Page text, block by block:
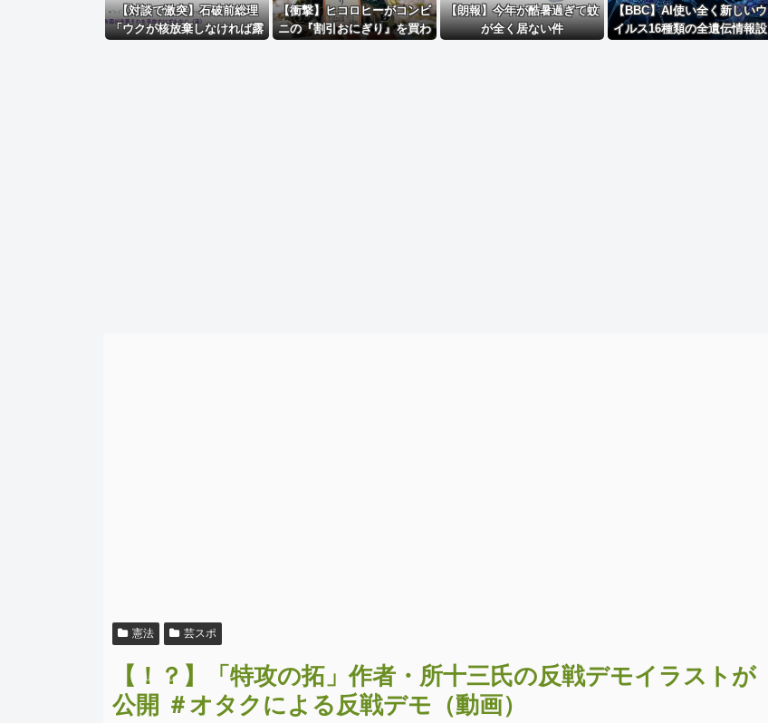
【対談で激突】石破前総理
「ウクが核放棄しなければ露
【衝撃】ヒコロヒーがコンビ
ニの『割引おにぎり』を買わ
【朗報】今年が酷暑過ぎて蚊
が全く居ない件
【BBC】AI使い全く新しいウ
イルス16種類の全遺伝情報設
憲法 芸スポ
【！？】「特攻の拓」作者・所十三氏の反戦デモイラストが
公開 ＃オタクによる反戦デモ（動画）